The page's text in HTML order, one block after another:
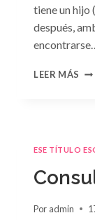
tiene un hijo
después,
LEER MÁS
ESE TÍTULO
Por admin